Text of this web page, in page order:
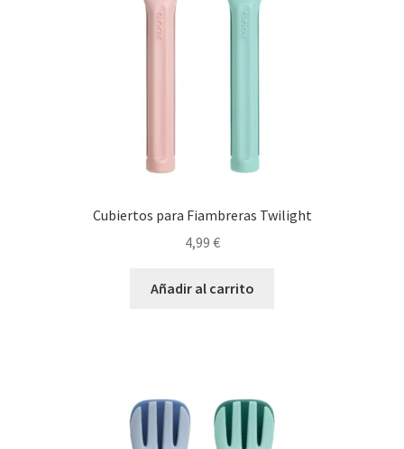
Cubiertos para Fiambreras Twilight
4,99 €
Añadir al carrito